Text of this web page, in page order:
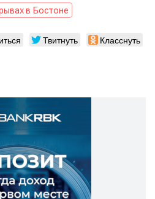
в Бостоне
Твитнуть Класснуть